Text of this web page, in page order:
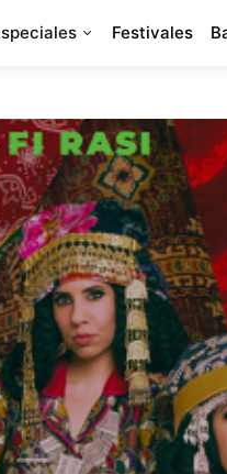
Festivales